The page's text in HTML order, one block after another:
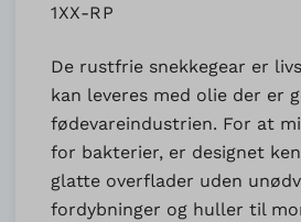
1XX-RP
De rustfrie snekkegear er
kan leveres med olie der er
fødevareindustrien. For at
for bakterier, er designet
glatte overflader uden
fordybninger og huller til